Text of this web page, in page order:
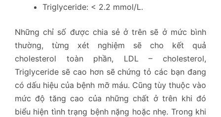
Triglyceride: < 2.2 mmol/L.
Những chỉ số được chia sẻ ở trên sẽ ở mức bình
thường, từng xét nghiệm sẽ cho kết quả
cholesterol toàn phần, LDL – cholesterol,
Triglyceride sẽ cao hơn sẽ chứng tỏ các bạn đang
có dấu hiệu của bệnh mỡ máu. Cũng tùy thuộc vào
mức độ tăng cao của những chất ở trên khi đó
biểu hiện tình trạng bệnh nặng hoặc nhẹ. Trong khi